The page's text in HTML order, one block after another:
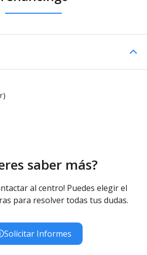
saber más?
al centro! Puedes elegir el
para resolver todas tus dudas.
Solicitar Informes